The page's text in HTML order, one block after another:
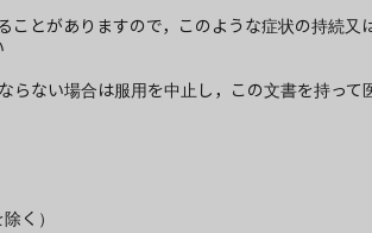
ことがありますので，このような症状の持続
らない場合は服用を中止し，この文書を持っ
く）